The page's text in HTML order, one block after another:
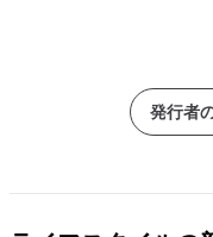
発行者